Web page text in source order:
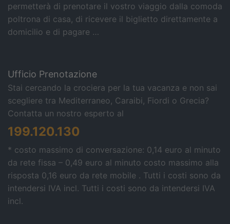
permetterà di prenotare il vostro viaggio dalla comoda
poltrona di casa, di ricevere il biglietto direttamente a
domicilio e di pagare …
Ufficio Prenotazione
Stai cercando la crociera per la tua vacanza e non sai
scegliere tra Mediterraneo, Caraibi, Fiordi o Grecia?
Contatta un nostro esperto al
199.120.130
* costo massimo di conversazione: 0,14 euro al minuto
da rete fissa – 0,49 euro al minuto costo massimo alla
risposta 0,16 euro da rete mobile . Tutti i costi sono da
intendersi IVA incl. Tutti i costi sono da intendersi IVA
incl.